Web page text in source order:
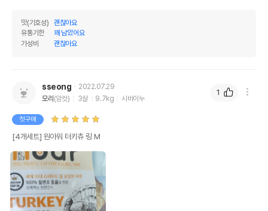
맛(기호성)
괜찮아요
유통기한
꽤 남았어요
가성비
괜찮아요
sseong
2022.07.29
모리(암컷) 3살 9.7kg 시바이누
첫구매
[4개세트] 원아워 터키츄 링 M
1